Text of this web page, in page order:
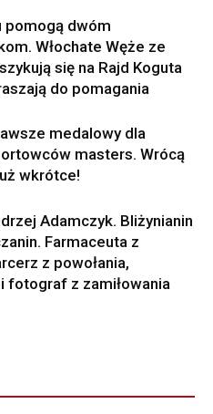
pomogą dwóm
Włochate Węże ze
się na Rajd Koguta
do pomagania
medalowy dla
masters. Wrócą
wkrótce!
Adamczyk. Bliżynianin
Farmaceuta z
z powołania,
fotograf z zamiłowania